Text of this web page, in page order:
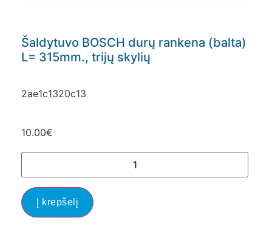
Šaldytuvo BOSCH durų rankena (balta)
L= 315mm., trijų skylių
2ae1c1320c13
10.00€
Į krepšelį